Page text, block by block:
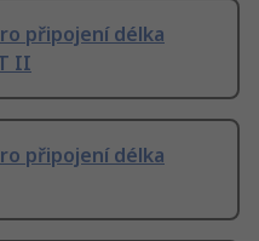
připojení délka
II
připojení délka